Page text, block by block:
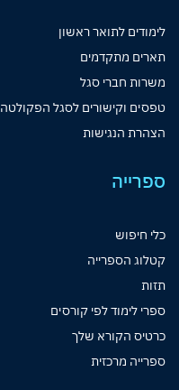
לימודים לתואר ראשון
תארים מתקדמים
משרות חברי סגל
טפסים וקישורים לסגל הפקולטה
הצהרת הנגישות
ספרייה
כלי חיפוש
קטלוג הספרייה
תזות
ספרי לימוד לפי קורסים
כרטיס הקורא שלך
ספרייה מרכזית